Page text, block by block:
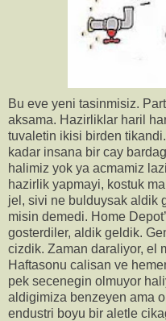
Bu eve yeni tasinmisiz.
aksama. Hazirliklar haril
tuvaletin ikisi birden
kadar insana bir cay
halimiz yok ya acmamiz
hazirlik yapmayi, kostuk
jel, sivi ne bulduysak aldik
misin demedi. Home
gosterdiler, aldik geldik.
cizdik. Zaman daraliyor, el
Haftasonu calisan ve
pek secenegin olmuyor
aldigimiza benzeyen ama
endustri boyu bir aletle